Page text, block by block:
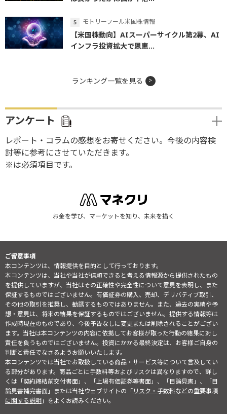
モトリーフール米国株情報
【米国株動向】AIスーパーサイクル第2幕、AI
インフラ投資拡大で恩恵...
ランキング一覧を見る
アンケート
レポート・コラムの感想をお寄せください。今後の内容検
討等に参考にさせていただきます。
※は必須項目です。
お金を学び、マーケットを知り、未来を描く
ご留意事項
本コンテンツは、情報提供を目的として行っております。
本コンテンツは、当社や当社が信頼できると考える情報源から提供されたもの
を提供していますが、当社はその正確性や完全性について意見を表明し、また
保証するものではございません。有価証券の購入、売却、デリバティブ取引、
その他の取引を推奨し、勧誘するものではありません。また、過去の実績や予
想・意見は、将来の結果を保証するものではございません。提供する情報等は
作成時現在のものであり、今後予告なしに変更または削除されることがござい
ます。当社は本コンテンツの内容に依拠してお客様が取った行動の結果に対し
責任を負うものではございません。投資にかかる最終決定は、お客様ご自身の
判断と責任でなさるようお願いいたします。
本コンテンツでは当社でお取扱している商品・サービス等について言及してい
る部分があります。商品ごとに手数料等およびリスクは異なりますので、詳し
くは「契約締結前交付書面」、「上場有価証券等書面」、「目論見書」、「目
論見書補完書面」または当社ウェブサイトの「リスク・手数料などの重要事項
に関する説明」をよくお読みください。